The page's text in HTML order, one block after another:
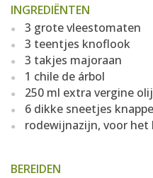
INGREDIËNTEN
3 grote vleestomaten
3 teentjes knoflook
3 takjes majoraan
1 chile de árbol
250 ml extra vergine
6 dikke sneetjes
rodewijnazijn, voor het
BEREIDEN